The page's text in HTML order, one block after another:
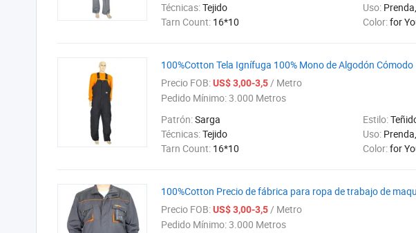
Técnicas:Tejido Uso:
Tarn Count: 16*10 Color:for
100%Cotton Tela Ignífuga 100% Mono de Algodón Cómodo
Precio FOB:US$ 3,00-3,5/ Metro
Pedido Mínimo:3.000 Metros
Patrón:Sarga Estilo:
Técnicas:Tejido Uso:
Tarn Count: 16*10 Color:for
100%Cotton Precio de fábrica para ropa de trabajo de
Precio FOB:US$ 3,00-3,5/ Metro
Pedido Mínimo:3.000 Metros